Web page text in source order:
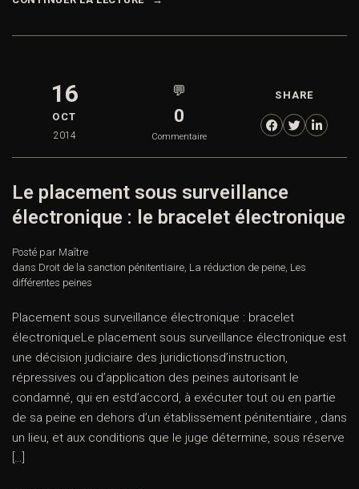
16
OCT
2014
💬
0
Commentaire
SHARE
Le placement sous surveillance
électronique : le bracelet électronique
Posté par Maître
dans Droit de la sanction pénitentiaire, La réduction de peine, Les
différentes peines
Placement sous surveillance électronique : bracelet
électroniqueLe placement sous surveillance électronique est
une décision judiciaire des juridictionsd’instruction,
répressives ou d’application des peines autorisant le
condamné, qui en estd’accord, à exécuter tout ou en partie
de sa peine en dehors d’un établissement pénitentiaire , dans
un lieu, et aux conditions que le juge détermine, sous réserve
[…]